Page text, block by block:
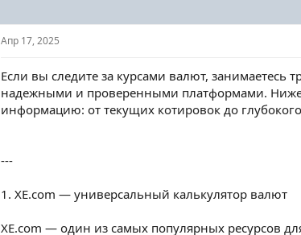
Апр 17, 2025
Если вы следите за курсами валют,
надежными и проверенными платформами. Ниже
информацию: от текущих котировок до
---
1. XE.com — универсальный калькулятор валют
XE.com — один из самых популярных ресурсов